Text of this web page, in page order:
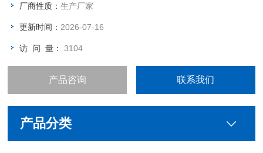
厂商性质：生产厂家
更新时间： 2026-07-16
访 问 量：3104
产品咨询 联系我们
产品分类